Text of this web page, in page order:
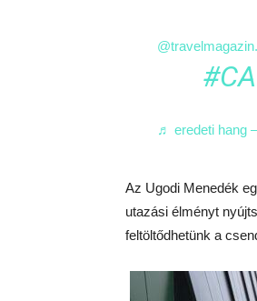
♬ eredeti hang
Az Ugodi Menedék
utazási élményt
feltöltődhetünk a